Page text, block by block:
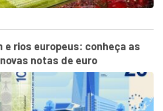
e rios europeus: conheça as
notas de euro